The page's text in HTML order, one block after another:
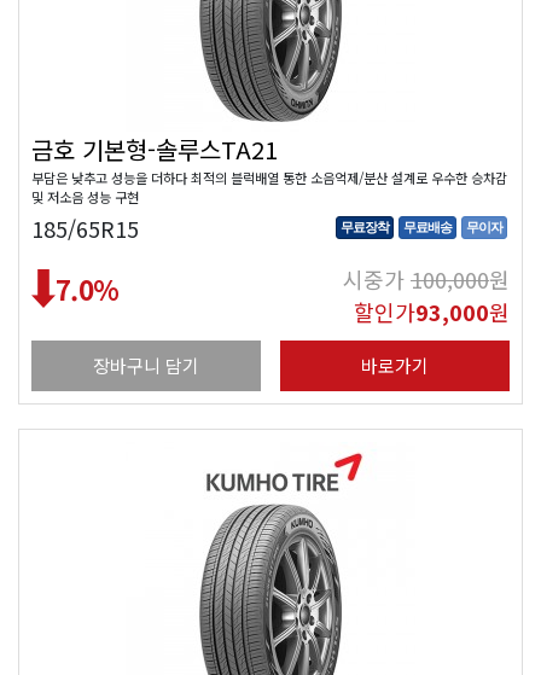
금호 기본형-솔루스TA21
부담은 낮추고 성능을 더하다 최적의 블럭배열 통한 소음억제/분산 설계로 우수한 승차감
및 저소음 성능 구현
185/65R15 무료장착 무료배송 무이자
7.0% 시중가100,000원
할인가93,000원
장바구니 담기 바로가기